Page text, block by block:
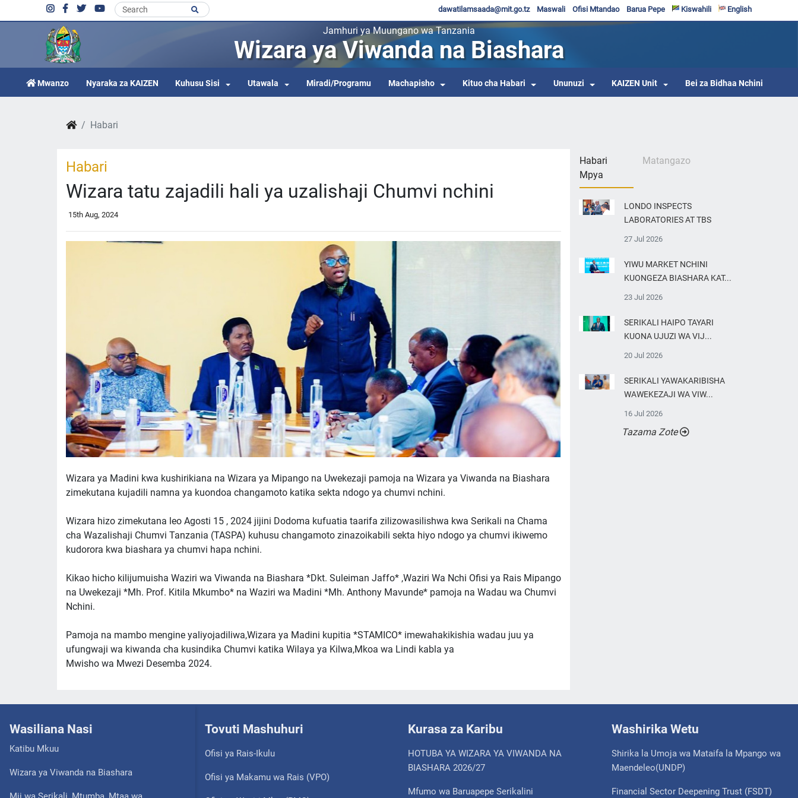
English
Kiswahili
Barua Pepe
Ofisi Mtandao
Maswali
dawatilamsaada@mit.go.tz
Jamhuri ya Muungano wa Tanzania
Wizara ya Viwanda na Biashara
Mwanzo Nyaraka za KAIZEN Kuhusu Sisi Utawala Miradi/Programu Machapisho Kituo cha Habari Ununuzi KAIZEN Unit Bei za Bidhaa Nchini
Habari
Habari
Wizara tatu zajadili hali ya uzalishaji Chumvi nchini
15th Aug, 2024
Wizara ya Madini kwa kushirikiana na Wizara ya Mipango na Uwekezaji pamoja na Wizara ya Viwanda na Biashara
zimekutana kujadili namna ya kuondoa changamoto katika sekta ndogo ya chumvi nchini.
Wizara hizo zimekutana leo Agosti 15 , 2024 jijini Dodoma kufuatia taarifa zilizowasilishwa kwa Serikali na Chama
cha Wazalishaji Chumvi Tanzania (TASPA) kuhusu changamoto zinazoikabili sekta hiyo ndogo ya chumvi ikiwemo
kudorora kwa biashara ya chumvi hapa nchini.
Kikao hicho kilijumuisha Waziri wa Viwanda na Biashara *Dkt. Suleiman Jaffo* ,Waziri Wa Nchi Ofisi ya Rais Mipango
na Uwekezaji *Mh. Prof. Kitila Mkumbo* na Waziri wa Madini *Mh. Anthony Mavunde* pamoja na Wadau wa Chumvi
Nchini.
Pamoja na mambo mengine yaliyojadiliwa,Wizara ya Madini kupitia *STAMICO* imewahakikishia wadau juu ya
ufungwaji wa kiwanda cha kusindika Chumvi katika Wilaya ya Kilwa,Mkoa wa Lindi kabla ya
Mwisho wa Mwezi Desemba 2024.
Habari
Mpya
Matangazo
LONDO INSPECTS
LABORATORIES AT TBS
27 Jul 2026
YIWU MARKET NCHINI
KUONGEZA BIASHARA KAT...
23 Jul 2026
SERIKALI HAIPO TAYARI
KUONA UJUZI WA VIJ...
20 Jul 2026
SERIKALI YAWAKARIBISHA
WAWEKEZAJI WA VIW...
16 Jul 2026
Tazama Zote
Wasiliana Nasi
Katibu Mkuu
Wizara ya Viwanda na Biashara
Tovuti Mashuhuri
Ofisi ya Rais-Ikulu
Ofisi ya Makamu wa Rais (VPO)
Kurasa za Karibu
HOTUBA YA WIZARA YA VIWANDA NA
BIASHARA 2026/27
Mfumo wa Baruapepe Serikalini
Washirika Wetu
Shirika la Umoja wa Mataifa la Mpango wa
Maendeleo(UNDP)
Financial Sector Deepening Trust (FSDT)